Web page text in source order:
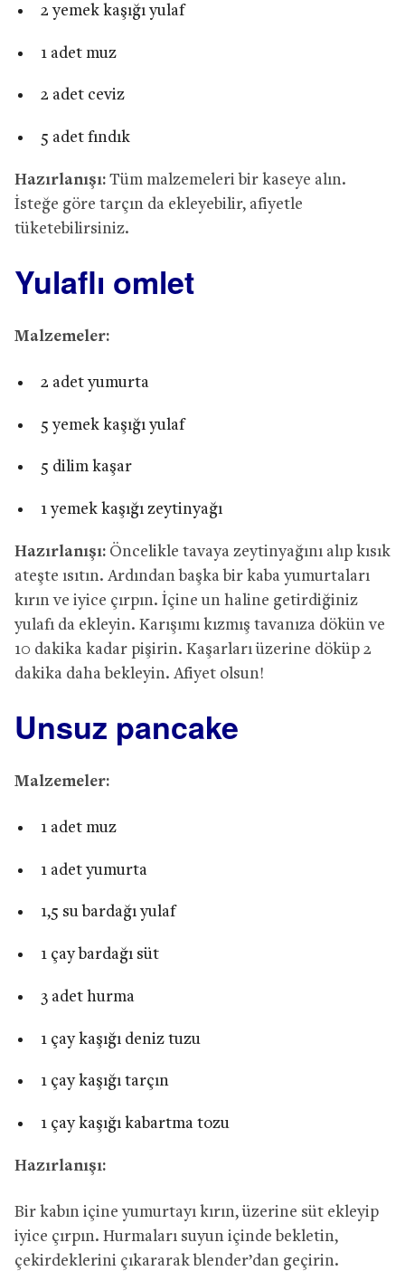
2 yemek kaşığı yulaf
1 adet muz
2 adet ceviz
5 adet fındık
Hazırlanışı: Tüm malzemeleri bir kaseye alın.
İsteğe göre tarçın da ekleyebilir, afiyetle
tüketebilirsiniz.
Yulaflı omlet
Malzemeler:
2 adet yumurta
5 yemek kaşığı yulaf
5 dilim kaşar
1 yemek kaşığı zeytinyağı
Hazırlanışı: Öncelikle tavaya zeytinyağını alıp kısık
ateşte ısıtın. Ardından başka bir kaba yumurtaları
kırın ve iyice çırpın. İçine un haline getirdiğiniz
yulafı da ekleyin. Karışımı kızmış tavanıza dökün ve
10 dakika kadar pişirin. Kaşarları üzerine döküp 2
dakika daha bekleyin. Afiyet olsun!
Unsuz pancake
Malzemeler:
1 adet muz
1 adet yumurta
1,5 su bardağı yulaf
1 çay bardağı süt
3 adet hurma
1 çay kaşığı deniz tuzu
1 çay kaşığı tarçın
1 çay kaşığı kabartma tozu
Hazırlanışı:
Bir kabın içine yumurtayı kırın, üzerine süt ekleyip
iyice çırpın. Hurmaları suyun içinde bekletin,
çekirdeklerini çıkararak blender’dan geçirin.